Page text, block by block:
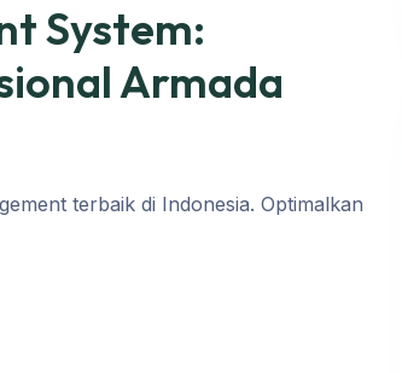
System:
Armada
terbaik di Indonesia. Optimalkan